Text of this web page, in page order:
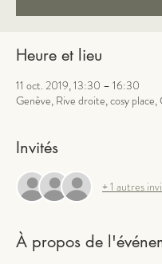
Heure et lieu
11 oct. 2019, 13:30 – 16:30
Genève, Rive droite, cosy place,
Invités
+ 1 autres
À propos de